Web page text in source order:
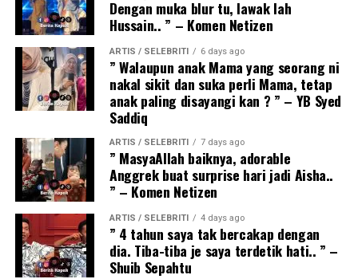
Dengan muka blur tu, lawak lah
Hussain.. ” – Komen Netizen
ARTIS / SELEBRITI 6 days ago
” Walaupun anak Mama yang seorang ni
nakal sikit dan suka perli Mama, tetap
anak paling disayangi kan ? ” – YB Syed
Saddiq
ARTIS / SELEBRITI 7 days ago
” MasyaAllah baiknya, adorable
Anggrek buat surprise hari jadi Aisha..
” – Komen Netizen
ARTIS / SELEBRITI 4 days ago
” 4 tahun saya tak bercakap dengan
dia. Tiba-tiba je saya terdetik hati.. ” –
Shuib Sepahtu